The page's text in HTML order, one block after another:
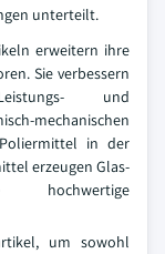
unterteilt.
erweitern ihre
Sie verbessern
und
mechanischen
in der
erzeugen Glas-
hochwertige
um sowohl